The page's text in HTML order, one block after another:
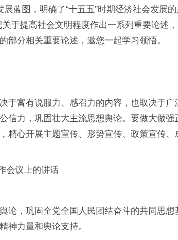
展蓝图，明确了“十五五”时期经济社会发展
于提高社会文明程度作出一系列重要论述
部分相关重要论述，邀您一起学习领悟。
于富有说服力、感召力的内容，也取决于
信力，巩固壮大主流思想舆论。要做大做
精心开展主题宣传、形势宣传、政策宣传
会议上的讲话
论，巩固全党全国人民团结奋斗的共同思想
神力量和舆论支持。